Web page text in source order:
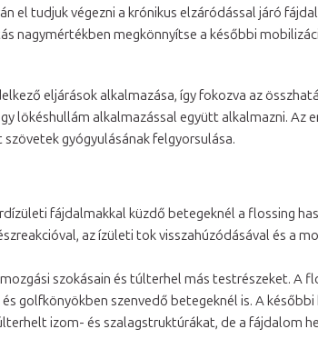
el tudjuk végezni a krónikus elzáródással járó
nagymértékben megkönnyítse a későbbi
eljárások alkalmazása, így fokozva az
lökéshullám alkalmazással együtt alkalmazni. Az
gyógyulásának felgyorsulása.
fájdalmakkal küzdő betegeknél a flossing
az ízületi tok visszahúzódásával és a
szokásain és túlterhel más testrészeket. A
golfkönyökben szenvedő betegeknél is. A
izom- és szalagstruktúrákat, de a fájdalom